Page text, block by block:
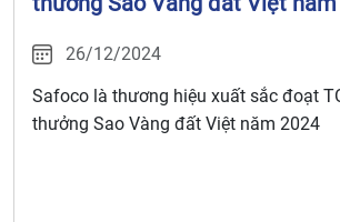
26/12/2024
Safoco là thương hiệu xuất sắc đoạt
thưởng Sao Vàng đất Việt năm 2024